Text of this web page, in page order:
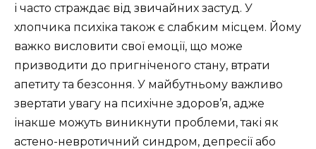
і часто страждає від звичайних застуд. У
хлопчика психіка також є слабким місцем. Йому
важко висловити свої емоції, що може
призводити до пригніченого стану, втрати
апетиту та безсоння. У майбутньому важливо
звертати увагу на психічне здоров’я, адже
інакше можуть виникнути проблеми, такі як
астено-невротичний синдром, депресії або